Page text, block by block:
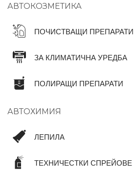
АВТОКОЗМЕТИКА
ПОЧИСТВАЩИ ПРЕПАРАТИ
ЗА КЛИМАТИЧНА УРЕДБА
ПОЛИРАЩИ ПРЕПАРАТИ
АВТОХИМИЯ
ЛЕПИЛА
ТЕХНИЧЕСТКИ СПРЕЙОВЕ